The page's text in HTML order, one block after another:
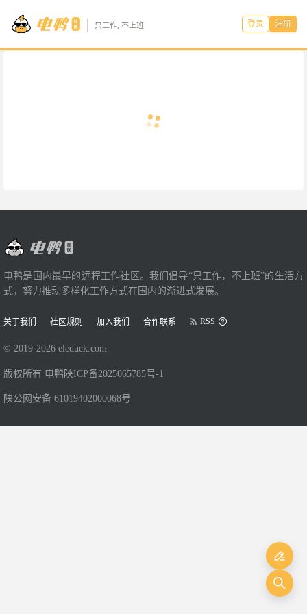
只工作, 不上班 登录 注册
电鸭是国内最早的远程工作社区。我们倡导“只工作，不上班”的生活方
式，努力推动多样化工作方式在国内的渐进式发展。
关于我们 社区规则 加入我们 合作联系 RSS
© 2019-2026 eleduck.com
版权所有 电鸭 陕ICP备2025065785号-1
陕公网安备 61019402000068号